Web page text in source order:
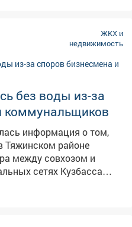
ЖКХ и
недвижимость
без воды из-за
коммунальщиков
информация о том,
Тяжинском районе
между совхозом и
Тяжинского
с водоснабжением. По